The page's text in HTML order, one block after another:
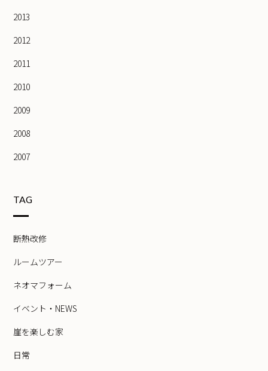
2013
2012
2011
2010
2009
2008
2007
TAG
断熱改修
ルームツアー
ネオマフォーム
イベント・NEWS
崖を楽しむ家
日常